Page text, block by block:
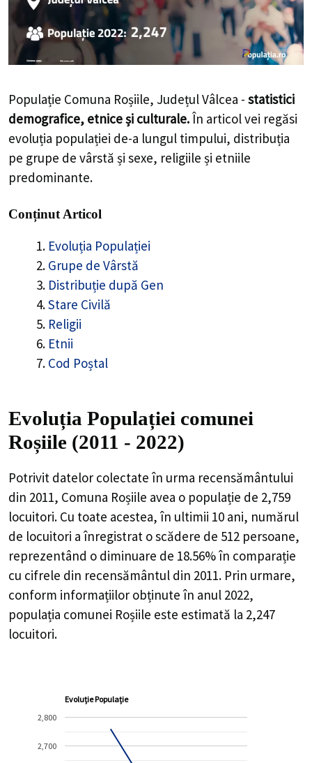
Populație Comuna Roșiile, Județul Vâlcea - statistici
demografice, etnice și culturale.În articol vei regăsi
evoluția populației de-a lungul timpului, distribuția
pe grupe de vârstă și sexe, religiile și etniile
predominante.
Conținut Articol
Evoluția Populației
Grupe de Vârstă
Distribuție după Gen
Stare Civilă
Religii
Etnii
Cod Poștal
Evoluția Populației comunei
Roșiile (2011 - 2022)
Potrivit datelor colectate în urma recensământului
din 2011, Comuna Roșiile avea o populație de 2,759
locuitori. Cu toate acestea, în ultimii 10 ani, numărul
de locuitori a înregistrat oscădere de 512 persoane,
reprezentând o diminuare de 18.56%în comparație
cu cifrele din recensământul din 2011. Prin urmare,
conform informațiilor obținute în anul 2022,
populația comunei Roșiile este estimată la 2,247
locuitori.
Evoluție Populație
2,700
2,800